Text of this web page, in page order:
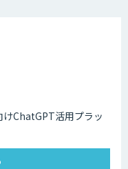
ChatGPT活用プラッ